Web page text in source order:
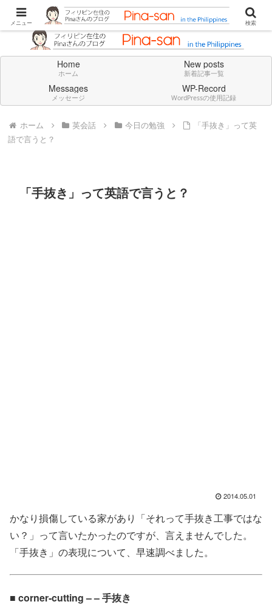
Don't think deeply. Feel always in English.
Home
ホーム
New posts
新着記事一覧
Messages
メッセージ
WP-Record
WordPressの使用記録
ホーム 英会話 今日の勉強
「手抜き」って英
語で言うと？
「手抜き」って英語で言うと？
2014.05.01
かなり損傷している家があり「それって手抜き工事ではな
い？」って言いたかったのですが、言えませんでした。
「手抜き」の表現について、早速調べました。
■ corner‐cutting – – 手抜き
メニュー 検索